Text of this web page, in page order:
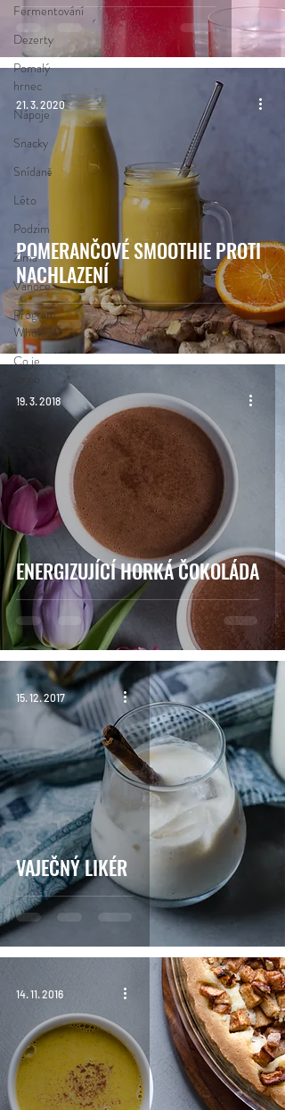
Fermentování
Dezerty
Pomalý
hrnec
Nápoje
Snacky
Snídaně
Léto
Podzim
Zima
Vánoce
Program
Whole30
Co je
paleo
Témata
POMERANČOVÉ SMOOTHIE PROTI
NACHLAZENÍ
21. 3. 2020
ENERGIZUJÍCÍ HORKÁ ČOKOLÁDA
19. 3. 2018
VAJEČNÝ LIKÉR
15. 12. 2017
14. 11. 2016